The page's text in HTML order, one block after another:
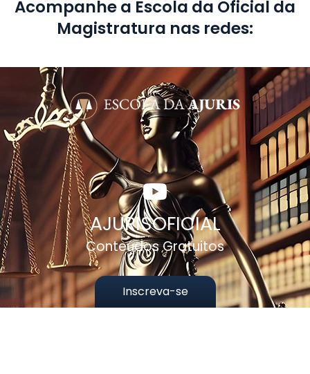
Acompanhe a Escola da Oficial da
Magistratura nas redes:
AJURISOFICIAL
Conteúdos Gratuitos
Inscreva-se